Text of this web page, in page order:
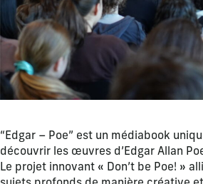
“Edgar – Poe” est un médiabook
découvrir les œuvres d’Edgar Allan
Le projet innovant « Don’t be Poe! »